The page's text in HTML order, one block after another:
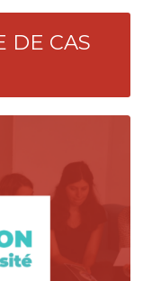
DE CAS